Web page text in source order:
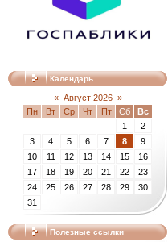
Календарь
« Август 2026 »
Пн
Вт Ср Чт Пт Сб
Вс
1
2
3
4 5 6 7 8
9
10
11 12 13 14 15
16
17
18 19 20 21 22
23
24
25 26 27 28 29
30
31
Полезные ссылки